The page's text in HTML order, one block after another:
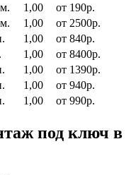
1,00
от 190р.
1,00
от 2500р.
1,00
от 840р.
1,00
от 8400р.
1,00
от 1390р.
1,00
от 940р.
1,00 от 990р.
под ключ в